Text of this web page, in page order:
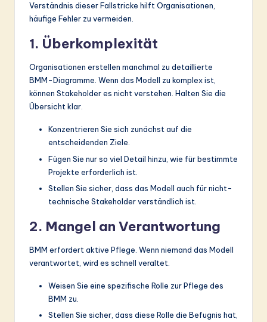
Verständnis dieser Fallstricke hilft Organisationen,
häufige Fehler zu vermeiden.
1. Überkomplexität
Organisationen erstellen manchmal zu detaillierte
BMM-Diagramme. Wenn das Modell zu komplex ist,
können Stakeholder es nicht verstehen. Halten Sie die
Übersicht klar.
Konzentrieren Sie sich zunächst auf die
entscheidenden Ziele.
Fügen Sie nur so viel Detail hinzu, wie für bestimmte
Projekte erforderlich ist.
Stellen Sie sicher, dass das Modell auch für nicht-
technische Stakeholder verständlich ist.
2. Mangel an Verantwortung
BMM erfordert aktive Pflege. Wenn niemand das Modell
verantwortet, wird es schnell veraltet.
Weisen Sie eine spezifische Rolle zur Pflege des
BMM zu.
Stellen Sie sicher, dass diese Rolle die Befugnis hat,